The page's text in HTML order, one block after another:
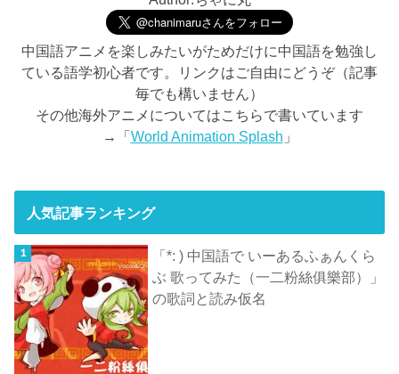
中国語アニメを楽しみたいがためだけに中国語を勉強し
ている語学初心者です。リンクはご自由にどうぞ（記事
毎でも構いません）
その他海外アニメについてはこちらで書いています
→「World Animation Splash 」
人気記事ランキング
「*: ) 中国語で いーあるふぁんくら
ぶ 歌ってみた（一二粉絲俱樂部）」
の歌詞と読み仮名